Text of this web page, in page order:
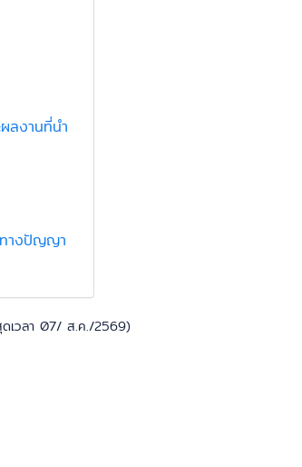
ลงานที่นำ
ทางปัญญา
วลา 07/ ส.ค./2569)